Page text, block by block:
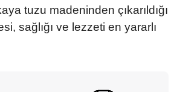
tuzu madeninden çıkarıldığı
sağlığı ve lezzeti en yararlı